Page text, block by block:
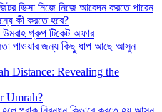
ভিসা নিজে নিজে আবেদন করতে পারেন
কী করতে হবে?
উমরাহ গ্রুপ টিকেট অফার
পাওয়ার জন্য কিছু ধাপ আছে আসুন
Distance: Revealing the
Umrah?